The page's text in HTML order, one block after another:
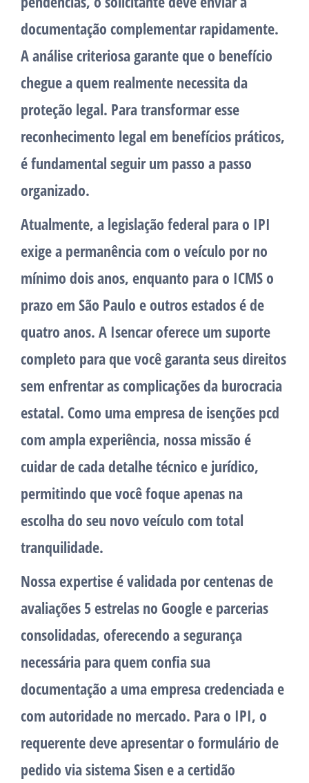
documentação complementar rapidamente.
A análise criteriosa garante que o benefício
chegue a quem realmente necessita da
proteção legal. Para transformar esse
reconhecimento legal em benefícios práticos,
é fundamental seguir um passo a passo
organizado.
Atualmente, a legislação federal para o IPI
exige a permanência com o veículo por no
mínimo dois anos, enquanto para o ICMS o
prazo em São Paulo e outros estados é de
quatro anos. A Isencar oferece um suporte
completo para que você garanta seus direitos
sem enfrentar as complicações da burocracia
estatal. Como uma empresa de isenções pcd
com ampla experiência, nossa missão é
cuidar de cada detalhe técnico e jurídico,
permitindo que você foque apenas na
escolha do seu novo veículo com total
tranquilidade.
Nossa expertise é validada por centenas de
avaliações 5 estrelas no Google e parcerias
consolidadas, oferecendo a segurança
necessária para quem confia sua
documentação a uma empresa credenciada e
com autoridade no mercado. Para o IPI, o
requerente deve apresentar o formulário de
pedido via sistema Sisen e a certidão